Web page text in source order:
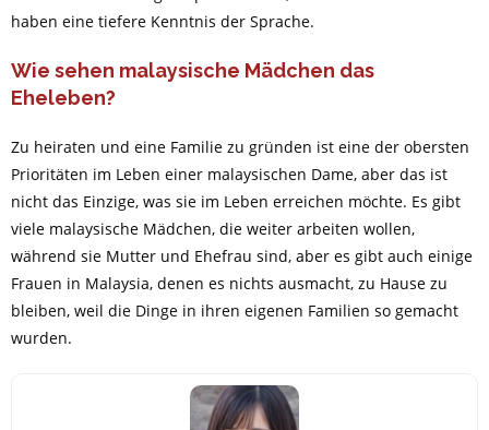
haben eine tiefere Kenntnis der Sprache.
Wie sehen malaysische Mädchen das
Eheleben?
Zu heiraten und eine Familie zu gründen ist eine der obersten
Prioritäten im Leben einer malaysischen Dame, aber das ist
nicht das Einzige, was sie im Leben erreichen möchte. Es gibt
viele malaysische Mädchen, die weiter arbeiten wollen,
während sie Mutter und Ehefrau sind, aber es gibt auch einige
Frauen in Malaysia, denen es nichts ausmacht, zu Hause zu
bleiben, weil die Dinge in ihren eigenen Familien so gemacht
wurden.